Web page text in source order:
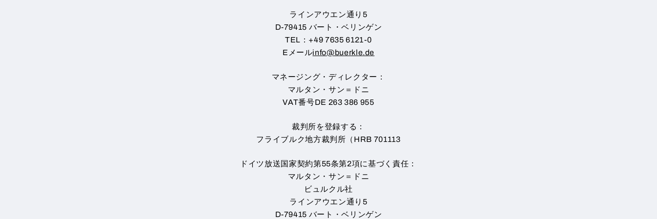
ラインアウエン通り5
D-79415 バート・ベリンゲン
TEL：+49 7635 6121-0
Eメールinfo@buerkle.de
マネージング・ディレクター：
マルタン・サン＝ドニ
VAT番号DE 263 386 955
裁判所を登録する：
フライブルク地方裁判所（HRB 701113
ドイツ放送国家契約第55条第2項に基づく責任：
マルタン・サン＝ドニ
ビュルクル社
ラインアウエン通り5
D-79415 バート・ベリンゲン